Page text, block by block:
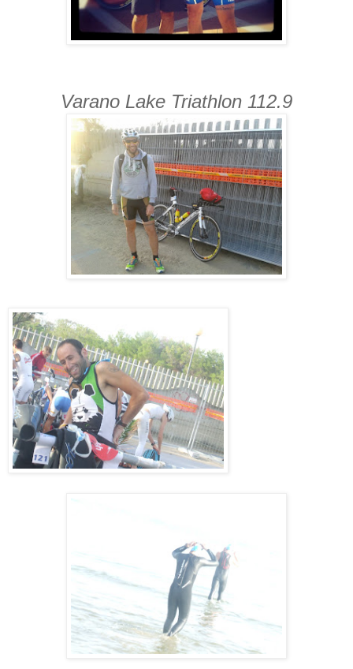
Varano Lake Triathlon 112.9